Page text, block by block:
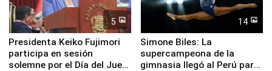
5
Presidenta Keiko Fujimori
participa en sesión
solemne por el Día del Juez
14
Simone Biles: La
supercampeona de la
gimnasia llegó al Perú para